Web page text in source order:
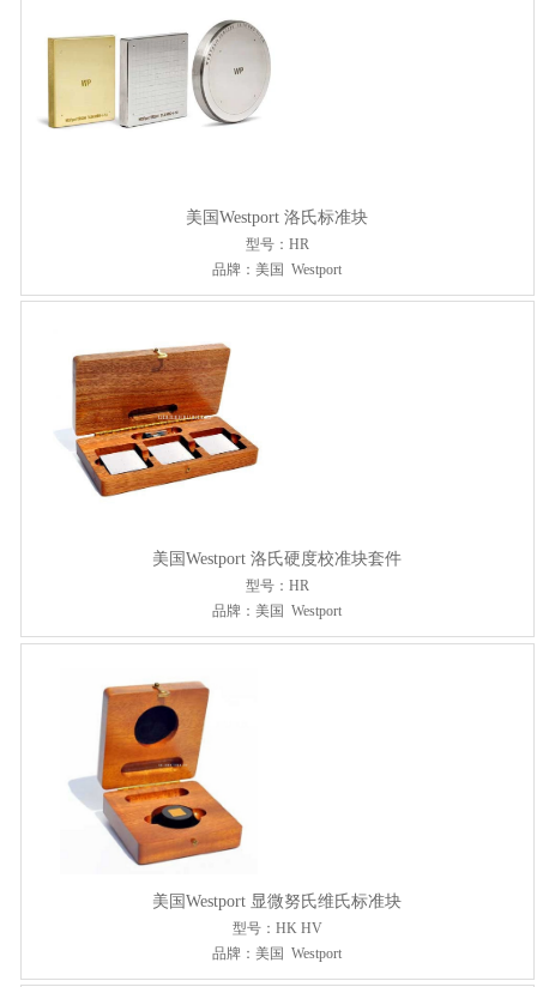
美国Westport 洛氏标准块
型号：HR
品牌：美国 Westport
美国Westport 洛氏硬度校准块套件
型号：HR
品牌：美国 Westport
美国Westport 显微努氏维氏标准块
型号：HK HV
品牌：美国 Westport